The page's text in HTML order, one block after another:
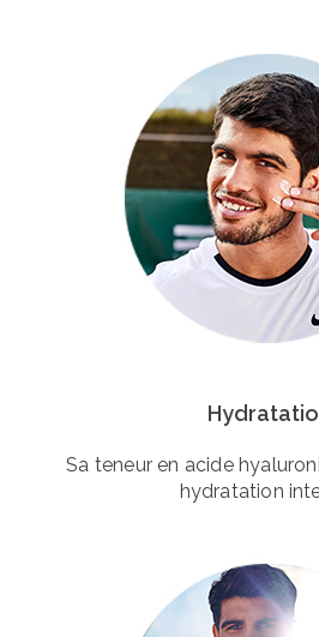
Sa teneur en acide
hydratation